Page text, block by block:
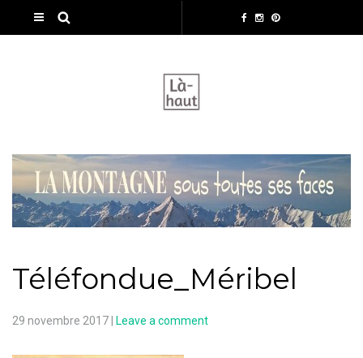
Téléfondue_Méribel
29 novembre 2017 Leave a comment